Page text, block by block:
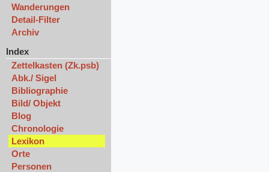
Wanderungen
Detail-Filter
Archiv
Index
Zettelkasten (Zk.psb)
Abk./ Sigel
Bibliographie
Bild/ Objekt
Blog
Chronologie
Lexikon
Orte
Personen